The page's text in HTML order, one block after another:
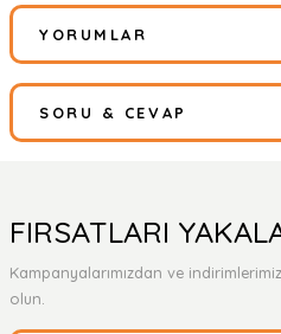
YORUMLAR
Bu ürüne ilk
Yorum
SORU & CEVAP
Ürün hakkında
FIRSATLARI
Kampanyalarımızdan ve
olun.